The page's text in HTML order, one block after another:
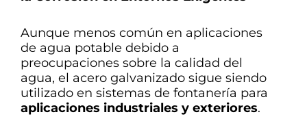
Aunque menos común en aplicaciones
de agua potable debido a
preocupaciones sobre la calidad del
agua, el acero galvanizado sigue siendo
utilizado en sistemas de fontanería para
aplicaciones industriales y exteriores.